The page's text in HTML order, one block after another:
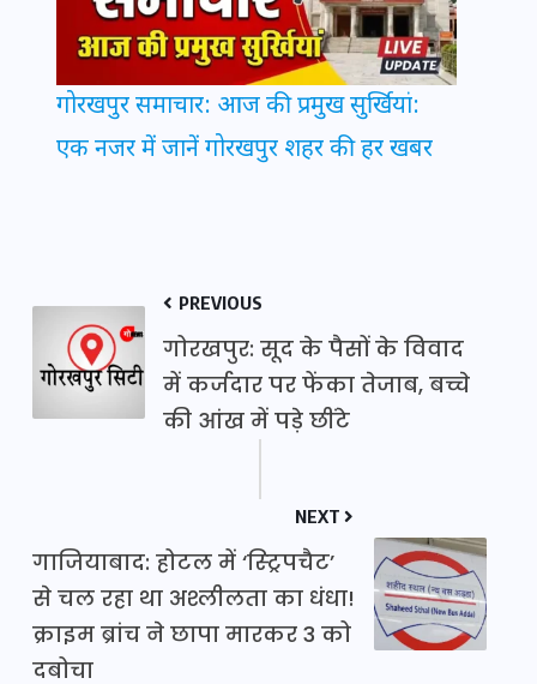
गोरखपुर समाचार: आज की प्रमुख सुर्खियां:
एक नजर में जानें गोरखपुर शहर की हर खबर
PREVIOUS
गोरखपुर: सूद के पैसों के विवाद
में कर्जदार पर फेंका तेजाब, बच्चे
की आंख में पड़े छींटे
NEXT
गाजियाबाद: होटल में ‘स्ट्रिपचैट’
से चल रहा था अश्लीलता का धंधा!
क्राइम ब्रांच ने छापा मारकर 3 को
दबोचा